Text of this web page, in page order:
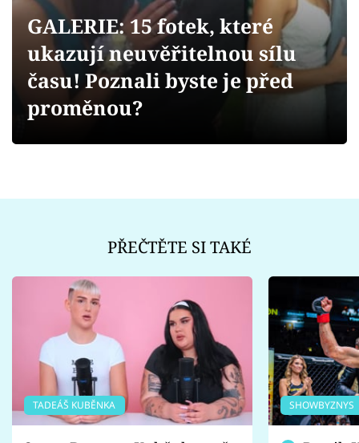
Videa
Sledujte prima+
GALERIE: 15 fotek, které
ukazují neuvěřitelnou sílu
času! Poznali byste je před
proměnou?
PŘEČTĚTE SI TAKÉ
TADEÁŠ KUBĚNKA SHOWBYZNYS